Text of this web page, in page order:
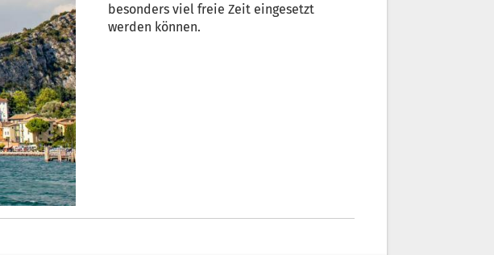
besonders viel freie Zeit eingesetzt
werden können.